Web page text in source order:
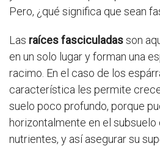
Pero, ¿qué significa que sean
Las raíces fasciculadasson
en un solo lugar y forman una
racimo. En el caso de los
característica les permite
suelo poco profundo, porque
horizontalmente en el subsuelo
nutrientes, y así asegurar su